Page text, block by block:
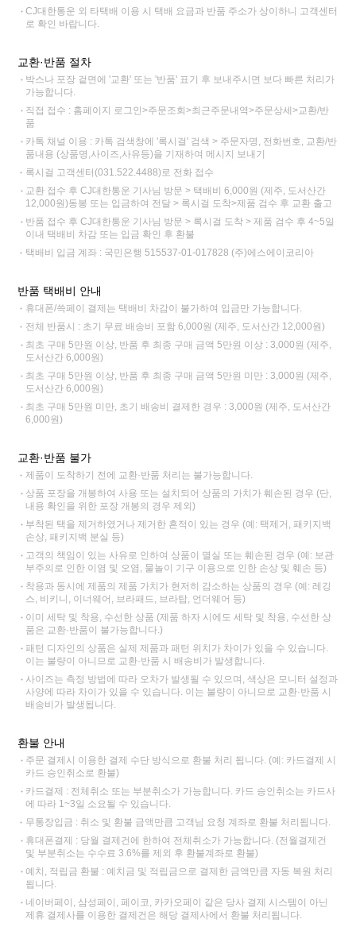
CJ대한통운 외 타택배 이용 시 택배 요금과 반품 주소가 상이하니 고객센터
로 확인 바랍니다.
교환·반품 절차
박스나 포장 겉면에 '교환' 또는 '반품' 표기 후 보내주시면 보다 빠른 처리가
가능합니다.
직접 접수 : 홈페이지 로그인>주문조회>최근주문내역>주문상세>교환/반
품
카톡 채널 이용 : 카톡 검색창에 '록시걸' 검색 > 주문자명, 전화번호, 교환/반
품내용 (상품명,사이즈,사유등)을 기재하여 메시지 보내기
록시걸 고객센터(031.522.4488)로 전화 접수
교환 접수 후 CJ대한통운 기사님 방문 > 택배비 6,000원 (제주, 도서산간
12,000원)동봉 또는 입금하여 전달 > 록시걸 도착>제품 검수 후 교환 출고
반품 접수 후 CJ대한통운 기사님 방문 > 록시걸 도착 > 제품 검수 후 4~5일
이내 택배비 차감 또는 입금 확인 후 환불
택배비 입금 계좌 : 국민은행 515537-01-017828 (주)에스에이코리아
반품 택배비 안내
휴대폰/쓱페이 결제는 택배비 차감이 불가하여 입금만 가능합니다.
전체 반품시 : 초기 무료 배송비 포함 6,000원 (제주, 도서산간 12,000원)
최초 구매 5만원 이상, 반품 후 최종 구매 금액 5만원 이상 : 3,000원 (제주,
도서산간 6,000원)
최초 구매 5만원 이상, 반품 후 최종 구매 금액 5만원 미만 : 3,000원 (제주,
도서산간 6,000원)
최초 구매 5만원 미만, 초기 배송비 결제한 경우 : 3,000원 (제주, 도서산간
6,000원)
교환·반품 불가
제품이 도착하기 전에 교환·반품 처리는 불가능합니다.
상품 포장을 개봉하여 사용 또는 설치되어 상품의 가치가 훼손된 경우 (단,
내용 확인을 위한 포장 개봉의 경우 제외)
부착된 택을 제거하였거나 제거한 흔적이 있는 경우 (예: 택제거, 패키지백
손상, 패키지백 분실 등)
고객의 책임이 있는 사유로 인하여 상품이 멸실 또는 훼손된 경우 (예: 보관
부주의로 인한 이염 및 오염, 물놀이 기구 이용으로 인한 손상 및 훼손 등)
착용과 동시에 제품의 제품 가치가 현저히 감소하는 상품의 경우 (예: 레깅
스, 비키니, 이너웨어, 브라패드, 브라탑, 언더웨어 등)
이미 세탁 및 착용, 수선한 상품 (제품 하자 시에도 세탁 및 착용, 수선한 상
품은 교환·반품이 불가능합니다.)
패턴 디자인의 상품은 실제 제품과 패턴 위치가 차이가 있을 수 있습니다.
이는 불량이 아니므로 교환·반품 시 배송비가 발생합니다.
사이즈는 측정 방법에 따라 오차가 발생될 수 있으며, 색상은 모니터 설정과
사양에 따라 차이가 있을 수 있습니다. 이는 불량이 아니므로 교환·반품 시
배송비가 발생됩니다.
환불 안내
주문 결제시 이용한 결제 수단 방식으로 환불 처리 됩니다. (예: 카드결제 시
카드 승인취소로 환불)
카드결제 : 전체취소 또는 부분취소가 가능합니다. 카드 승인취소는 카드사
에 따라 1~3일 소요될 수 있습니다.
무통장입금 : 취소 및 환불 금액만큼 고객님 요청 계좌로 환불 처리됩니다.
휴대폰결제 : 당월 결제건에 한하여 전체취소가 가능합니다. (전월결제건
및 부분취소는 수수료 3.6%를 제외 후 환불계좌로 환불)
예치, 적립금 환불 : 예치금 및 적립금으로 결제한 금액만큼 자동 복원 처리
됩니다.
네이버페이, 삼성페이, 페이코, 카카오페이 같은 당사 결제 시스템이 아닌
제휴 결제사를 이용한 결제건은 해당 결제사에서 환불 처리됩니다.